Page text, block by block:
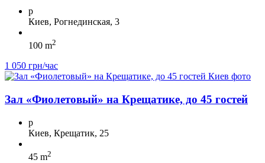
p
Киев, Рогнединская, 3
100 m2
1 050 грн/час
Зал «Фиолетовый» на Крещатике, до 45 гостей
p
Киев, Крещатик, 25
45 m2